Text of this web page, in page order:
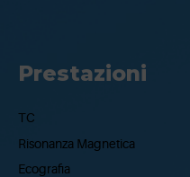
Prestazioni
TC
Risonanza Magnetica
Ecografia